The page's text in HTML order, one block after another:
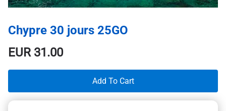
Chypre 30 jours 25GO
EUR31.00
Add To Cart